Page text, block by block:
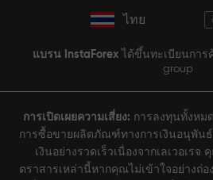
ไทย
แบรน InstaForexได้ขึ้นทะเบียนการ
group
การเปิดเผยความเสี่ยง: การลงทุนทั้งหม
การซื้อขายผลิตภัณฑ์ทางการเงินอนุพันธ์
เงินอย่างรวดเร็วเนื่องจากเลเวอเร
ตราสารเหล่านี้หากคุณไม่เข้าใจอย่างถ่